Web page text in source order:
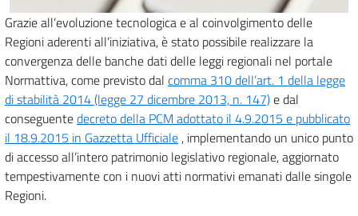
Grazie all’evoluzione tecnologica e al coinvolgimento delle
Regioni aderenti all’iniziativa, è stato possibile realizzare la
convergenza delle banche dati delle leggi regionali nel portale
Normattiva, come previsto dal comma 310 dell’art. 1 della legge
di stabilità 2014 (legge 27 dicembre 2013, n. 147)e dal
conseguentedecreto della PCM adottato il 4.9.2015 e pubblicato
il 18.9.2015 in Gazzetta Ufficiale , implementando un unico punto
di accesso all’intero patrimonio legislativo regionale, aggiornato
tempestivamente con i nuovi atti normativi emanati dalle singole
Regioni.